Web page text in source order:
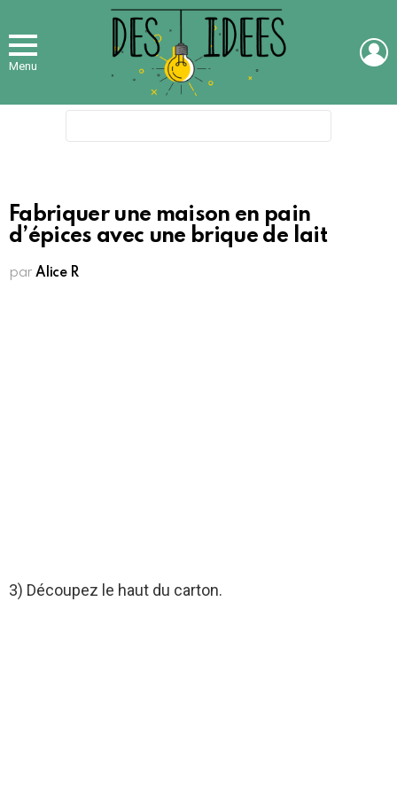
Menu
Fabriquer une maison en pain
d’épices avec une brique de lait
par Alice R
3) Découpez le haut du carton.